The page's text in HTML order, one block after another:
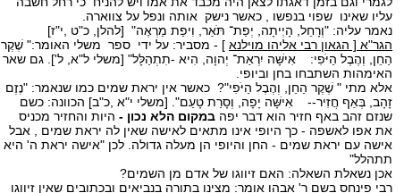
עליו שאינו שפוי בנפשו , כאשר נישק אותה ונפל על צווארה.
נאמר עליה: "וְרָחֵל, הָיְיתָה, יְפַת־ תֹּאַר, וִיפַת מַרְאֶה" [להלן, כ"ט ,י"ז]
הגר"א [ הגאון רבי אליהו מוילנא ] - מסביר: על ידי ספר משלי האומר:" שֶׁקֶר
הַחֵן, וְהֶבֶל הַיֹּפִי: אִישָּׁה יִרְאַת־ יְהוָה, הִיא -תִתְהַלָּל" [משלי ל"א, ל']. גם שאר
האימהות השתבחו בחן וביופי.
אלא מתי " שֶׁקֶר הַחֵן, וְהֶבֶל הַיֹּפִי"? כאשר אין יראת שמים כמו שנאמר: "נֶזֶם
זָהָב, בְּאַף חֲזִיר-- אִישָּׁה יָפָה, וְסָרַת טָעַם". [משלי י"א ,כ"ב] הכוונה: כשם
שנזם זהב באף חזיר הוא דבר יפה במקום הלא נכון - היות והחזיר מכניס
את אפו לאשפה - כך היופי אינו מתאים לאישה שאין לה יראת שמים , אבל
אישה עם יראת שמים - החן והיופי הן מעלה גדולה. לכן "אישה יראת ה' היא
תתהלל"
אכן נשאלת השאלה: האם זיווגו של אדם מן השמים?
רבי פינחס בשם ר' אבהו אומר: מצינו בתורה בנביאים ובכתובים שאין זיווגו